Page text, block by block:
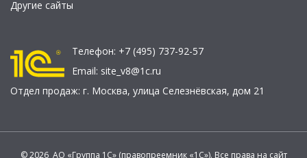
Другие сайты
Телефон: +7 (495) 737-92-57
Email: site_v8@1c.ru
Отдел продаж: г. Москва, улица Селезнёвская, дом 21
© 2026 АО «Группа 1С» (правопреемник «1С»). Все права на сайт